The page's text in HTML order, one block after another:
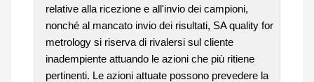
relative alla ricezione e all'invio dei campioni,
nonché al mancato invio dei risultati, SA quality for
metrology si riserva di rivalersi sul cliente
inadempiente attuando le azioni che più ritiene
pertinenti. Le azioni attuate possono prevedere la